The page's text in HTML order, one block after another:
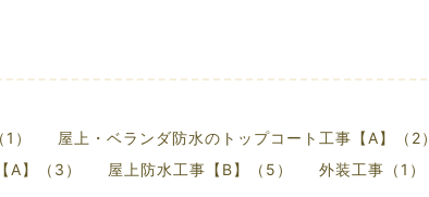
） 屋上・ベランダ防水のトップコート工事【A】（2）
A】（3）
屋上防水工事【B】（5） 外装工事（1）